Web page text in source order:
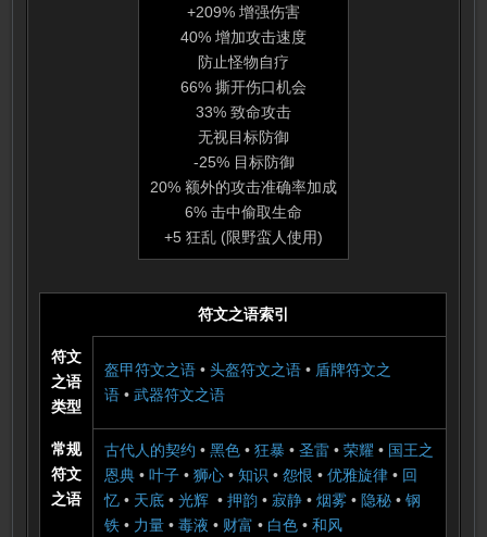
+209% 增强伤害
40% 增加攻击速度
防止怪物自疗
66% 撕开伤口机会
33% 致命攻击
无视目标防御
-25% 目标防御
20% 额外的攻击准确率加成
6% 击中偷取生命
+5 狂乱 (限野蛮人使用)
符文之语索引
符文
之语
类型
盔甲符文之语 •头盔符文之语 • 盾牌符文之
语 •武器符文之语
常规
符文
之语
古代人的契约 •黑色 •狂暴 •圣雷 •荣耀 • 国王之
恩典 •叶子 •狮心 •知识 •怨恨 •优雅旋律 • 回
忆 • 天底 •光辉 •押韵 •寂静 •烟雾 • 隐秘 •钢
铁 • 力量 •毒液 • 财富 • 白色 •和风